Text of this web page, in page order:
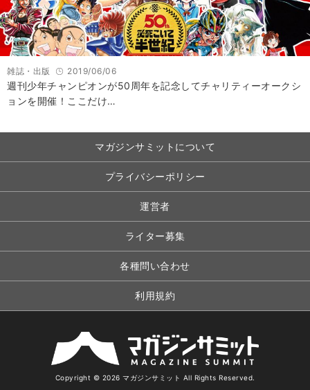
雑誌・出版 2019/06/06
週刊少年チャンピオンが50周年を記念してチャリティーオークシ
ョンを開催！ここだけ…
マガジンサミットについて
プライバシーポリシー
運営者
ライター募集
各種問い合わせ
利用規約
Copyright © 2026 マガジンサミット All Rights Reserved.